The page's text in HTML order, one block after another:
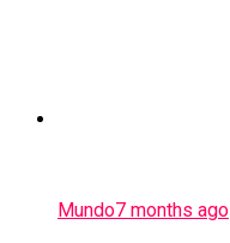
Mundo7 months ago